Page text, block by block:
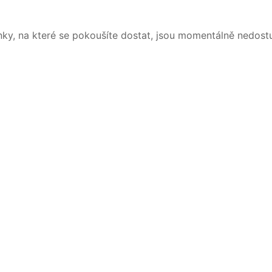
na které se pokoušíte dostat, jsou momentálně